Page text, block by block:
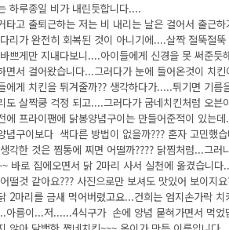
하루종일 비가 내린듯합니다....
타고 출퇴근하는 저는 비 내리는 날은 걸어서 출근
리가 완전히 회복된 것이 아니기에....살짝 절뚝절
쁘게만 지내다보니....아이들에게 신경을 못 써준듯
면서 걸어왔습니다...그러다가 눈에 들어온것이 치
에게 치킨을 튀겨줄까?? 생각하다가.....튀기면 기
도 살짝쿵 걱정 되고....그러다가 굽네치킨처럼 오
에 프라이팬에 닭봉양념구이는 만들어준적이 있는
념구이보다 색다른 방법이 없을까??? 혼자 고민했
각한 것은 찜통에 찌면 어떨까???? 닭찜처럼...그
바로 집에오면서 닭 2마리 사서 실천에 옮겼습니다
떨것 같아요??? 사진으로만 보셔도 맛있어 보이지요
2마리를 금새 먹어버렸고요...건희는 엄지손가락
아름이...저......4식구가 손에 양념 묻혀가면서 먹